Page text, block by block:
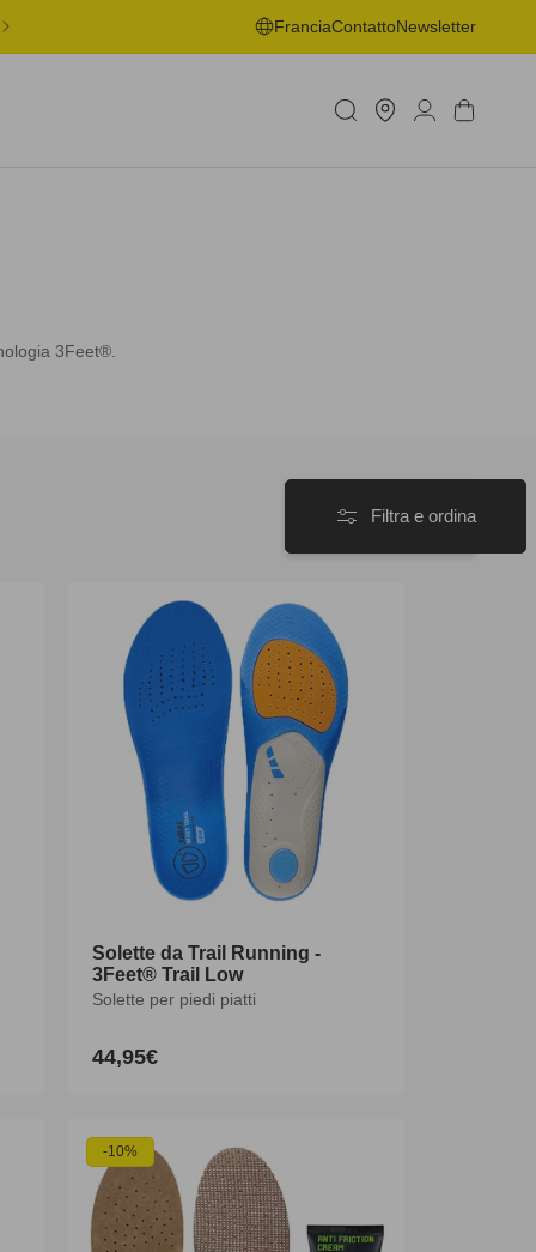
GRATUITA IN PUNTO DI RITIRO A PARTIRE DA 50€ -
MAGGIORI INFORMAZIONI
FranciaContattoNewsletter
Trova
negozioAccediCarrello
3Feet®.
Filtra e ordina
Solette da Trail Running -
3Feet® Trail Low
Solette per piedi piatti
Prezzo
44,95€
-10%